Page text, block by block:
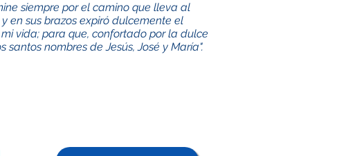
siempre por el camino que lleva al
en sus brazos expiró dulcemente el
vida; para que, confortado por la dulce
nombres de Jesús, José y María".